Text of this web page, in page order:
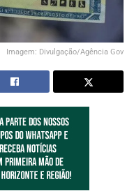
Imagem: Divulgação/Agência Gov